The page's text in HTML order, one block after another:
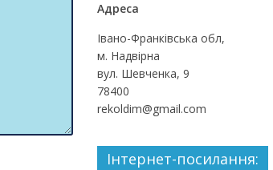
Адреса
Івано-Франківська обл,
м. Надвірна
вул. Шевченка, 9
78400
rekoldim@gmail.com
Інтернет-посилання: